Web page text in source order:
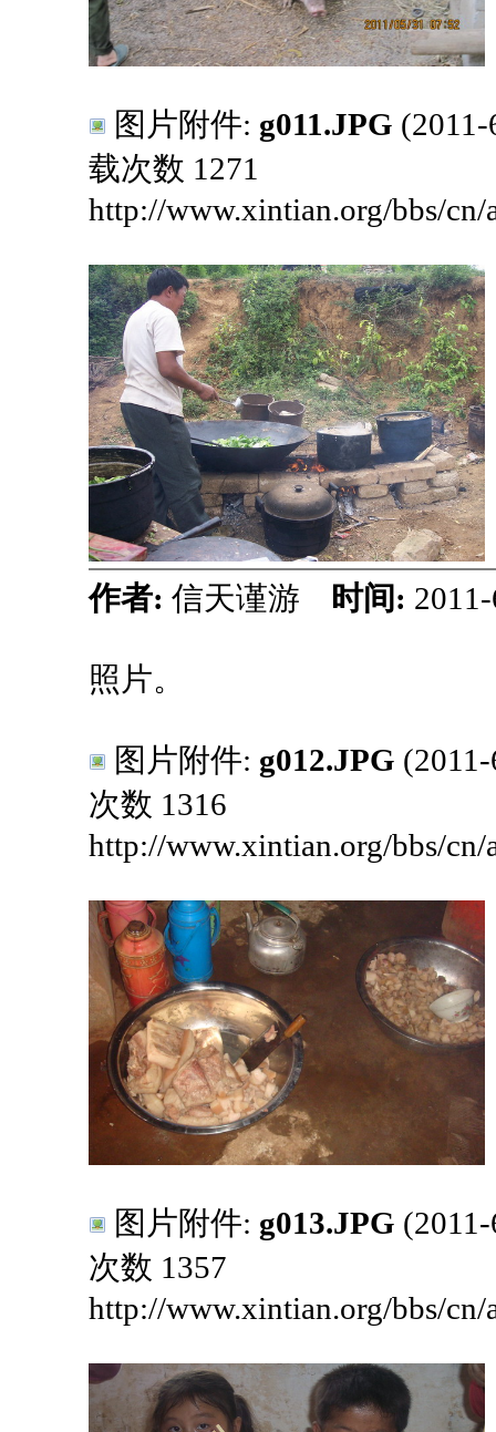
图片附件: g011.JPG
载次数 1271
http://www.xintian.org/bbs/cn/
作者: 信天谨游 时间:
照片。
图片附件: g012.JPG
次数 1316
http://www.xintian.org/bbs/cn/
图片附件: g013.JPG
次数 1357
http://www.xintian.org/bbs/cn/